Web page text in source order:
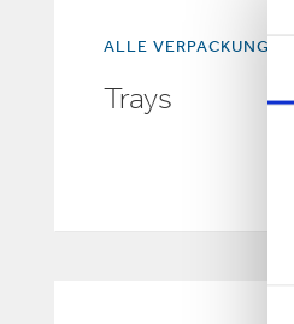
ALLE VERPACKUNGEN
Trays